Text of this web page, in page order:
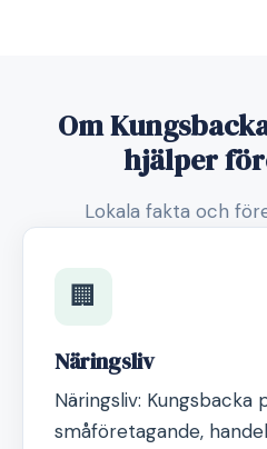
Om
hjälper
Lokala fakta och
🏢
Näringsliv
Näringsliv: Kungsbacka
småföretagande,